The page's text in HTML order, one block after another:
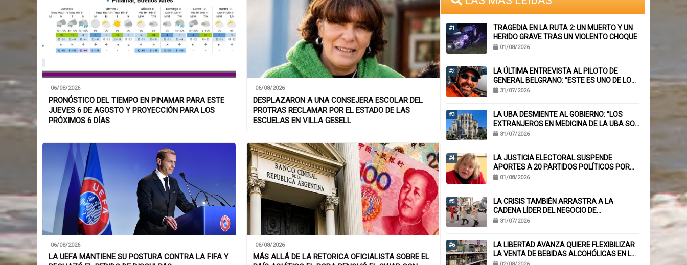
06/08/2026
PRONÓSTICO DEL TIEMPO EN PINAMAR PARA ESTE
JUEVES 6 DE AGOSTO Y PROYECCIÓN PARA LOS
PRÓXIMOS 6 DÍAS
06/08/2026
DESPLAZARON A UNA CONSEJERA ESCOLAR DEL
PROTRAS RECLAMAR POR EL ESTADO DE LAS
ESCUELAS EN VILLA GESELL
06/08/2026
LA UEFA MANTIENE SU POSTURA CONTRA LA FIFA Y
06/08/2026
MÁS ALLÁ DE LA RETORICA OFICIALISTA SOBRE EL
#1
TRAGEDIA EN LA RUTA 2: UN MUERTO Y UN
HERIDO GRAVE TRAS UN VIOLENTO CHOQUE
01/08/2026
#2
LA ÚLTIMA ENTREVISTA AL PILOTO DE
GENERAL BELGRANO: “ESTE ES UNO DE LOS
TRABAJOS CON MÁS RIESGO”
31/07/2026
#3
LA UBA DESMIENTE AL GOBIERNO: “LOS
EXTRANJEROS EN MEDICINA DE LA UBA SON
EL 6,1%, NO EL 40%”
31/07/2026
#4
LA JUSTICIA ELECTORAL SUSPENDE
APORTES A 20 PARTIDOS POLÍTICOS POR
FALTA DE BALANCES
01/08/2026
#5
LA CRISIS TAMBIÉN ARRASTRA A LA
CADENA LÍDER DEL NEGOCIO DE
EMPANADAS QUE ACUMULA MÁS DE 230
31/07/2026
#6
LA LIBERTAD AVANZA QUIERE FLEXIBILIZAR
LA VENTA DE BEBIDAS ALCOHÓLICAS EN LA
PROVINCIA